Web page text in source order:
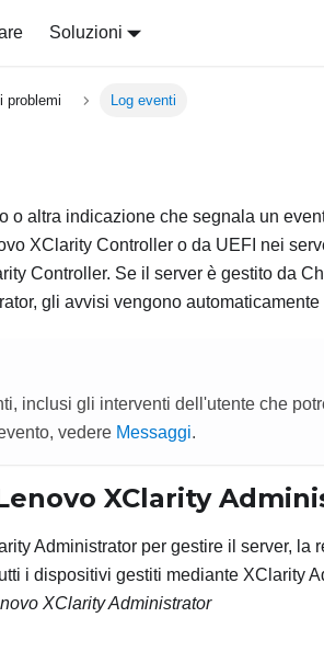
Soluzioni
problemi Log eventi
o altra indicazione che segnala un
XClarity Controller o da UEFI nei
Controller. Se il server è gestito da
, gli avvisi vengono
inclusi gli interventi dell'utente che
vedere Messaggi.
XClarity
Administrator per gestire il server, la
i dispositivi gestiti mediante XClarity
XClarity Administrator